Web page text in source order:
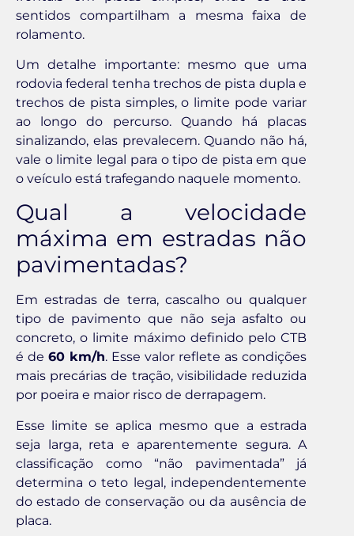
sentidos compartilham a mesma faixa de
rolamento.
Um detalhe importante: mesmo que uma
rodovia federal tenha trechos de pista dupla e
trechos de pista simples, o limite pode variar
ao longo do percurso. Quando há placas
sinalizando, elas prevalecem. Quando não há,
vale o limite legal para o tipo de pista em que
o veículo está trafegando naquele momento.
Qual a velocidade
máxima em estradas não
pavimentadas?
Em estradas de terra, cascalho ou qualquer
tipo de pavimento que não seja asfalto ou
concreto, o limite máximo definido pelo CTB
é de 60 km/h. Esse valor reflete as condições
mais precárias de tração, visibilidade reduzida
por poeira e maior risco de derrapagem.
Esse limite se aplica mesmo que a estrada
seja larga, reta e aparentemente segura. A
classificação como “não pavimentada” já
determina o teto legal, independentemente
do estado de conservação ou da ausência de
placa.